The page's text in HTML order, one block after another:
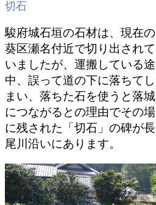
切石
駿府城石垣の石材は、現在の
葵区瀬名付近で切り出されて
いましたが、運搬している途
中、誤って道の下に落ちてし
まい、落ちた石を使うと落城
につながるとの理由でその場
に残された「切石」の碑が長
尾川沿いにあります。